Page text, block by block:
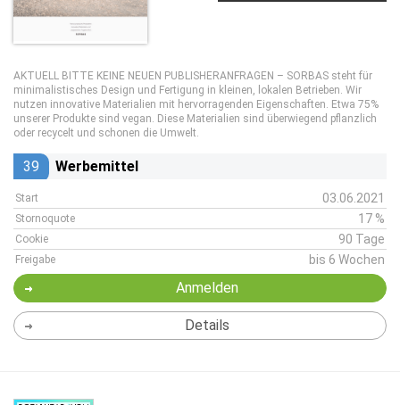
AKTUELL BITTE KEINE NEUEN PUBLISHERANFRAGEN – SORBAS steht für
minimalistisches Design und Fertigung in kleinen, lokalen Betrieben. Wir
nutzen innovative Materialien mit hervorragenden Eigenschaften. Etwa 75%
unserer Produkte sind vegan. Diese Materialien sind überwiegend pflanzlich
oder recycelt und schonen die Umwelt.
39 Werbemittel
Start 03.06.2021
Stornoquote 17 %
Cookie 90 Tage
Freigabe bis 6 Wochen
Anmelden
Details